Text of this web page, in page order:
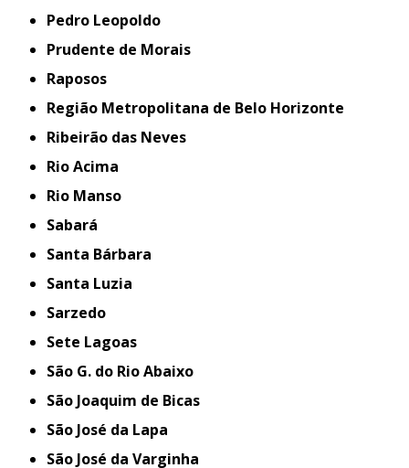
Pedro Leopoldo
Prudente de Morais
Raposos
Região Metropolitana de Belo Horizonte
Ribeirão das Neves
Rio Acima
Rio Manso
Sabará
Santa Bárbara
Santa Luzia
Sarzedo
Sete Lagoas
São G. do Rio Abaixo
São Joaquim de Bicas
São José da Lapa
São José da Varginha